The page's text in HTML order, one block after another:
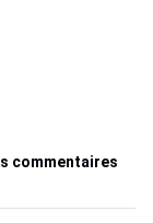
commentaires